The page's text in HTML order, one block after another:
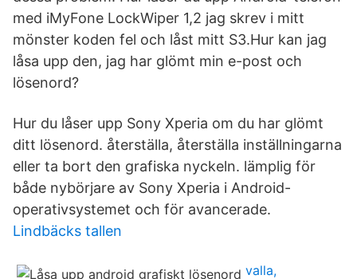
med iMyFone LockWiper 1,2 jag skrev i mitt
mönster koden fel och låst mitt S3.Hur kan jag
låsa upp den, jag har glömt min e-post och
lösenord?
Hur du låser upp Sony Xperia om du har glömt
ditt lösenord. återställa, återställa inställningarna
eller ta bort den grafiska nyckeln. lämplig för
både nybörjare av Sony Xperia i Android-
operativsystemet och för avancerade.
Lindbäcks tallen
valla,